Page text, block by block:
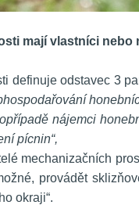
mají vlastníci
definuje odstavec 3
nájemci
pícnin“,
mechanizačních
provádět
okraji“.